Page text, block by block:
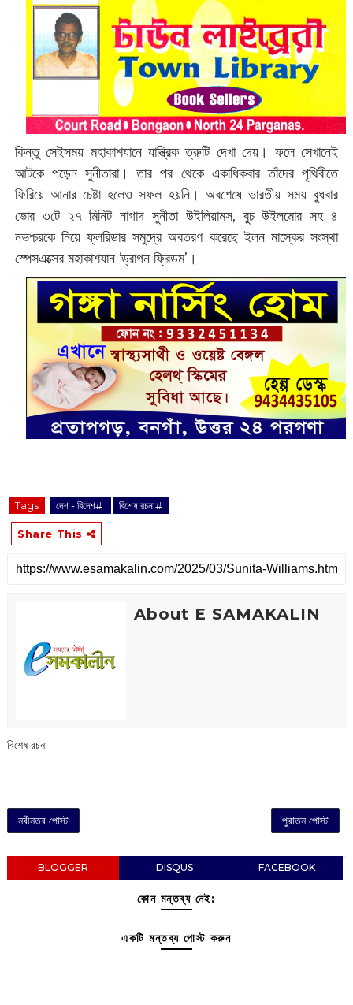
কিন্তু সেইসময় মহাকাশযানে যান্ত্রিক ত্রুটি দেখা দেয়। ফলে সেখানেই
আটকে পড়েন সুনীতারা। তার পর থেকে একাধিকবার তাঁদের পৃথিবীতে
ফিরিয়ে আনার চেষ্টা হলেও সফল হয়নি। অবশেষে ভারতীয় সময় বুধবার
ভোর ৩টে ২৭ মিনিট নাগাদ সুনীতা উইলিয়ামস, বুচ উইলমোর সহ ৪
নভশ্চরকে নিয়ে ফ্লরিডার সমুদ্রে অবতরণ করেছে ইলন মাস্কের সংস্থা
স্পেসএক্সের মহাকাশযান ‘ড্রাগন ফ্রিডম’।‌
Tags দেশ - বিদেশ# বিশেষ রচনা#
Share This
About E SAMAKALIN
বিশেষ রচনা
নবীনতর পোস্ট পুরাতন পোস্ট
BLOGGER DISQUS FACEBOOK
কোন মন্তব্য নেই:
একটি মন্তব্য পোস্ট করুন